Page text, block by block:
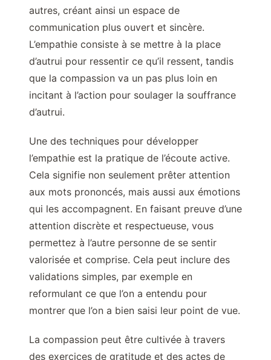
autres, créant ainsi un espace de
communication plus ouvert et sincère.
L’empathie consiste à se mettre à la place
d’autrui pour ressentir ce qu’il ressent, tandis
que la compassion va un pas plus loin en
incitant à l’action pour soulager la souffrance
d’autrui.
Une des techniques pour développer
l’empathie est la pratique de l’écoute active.
Cela signifie non seulement prêter attention
aux mots prononcés, mais aussi aux émotions
qui les accompagnent. En faisant preuve d’une
attention discrète et respectueuse, vous
permettez à l’autre personne de se sentir
valorisée et comprise. Cela peut inclure des
validations simples, par exemple en
reformulant ce que l’on a entendu pour
montrer que l’on a bien saisi leur point de vue.
La compassion peut être cultivée à travers
des exercices de gratitude et des actes de